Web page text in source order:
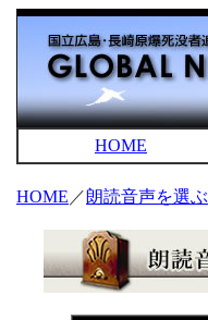
HOME
HOME ／朗読音声を選ぶ